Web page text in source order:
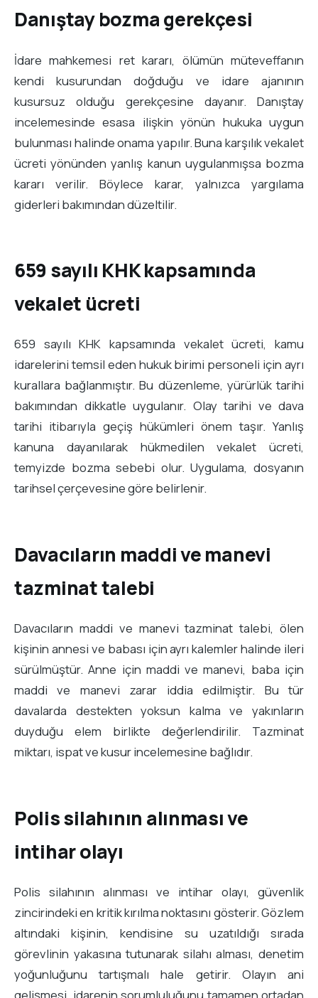
Danıştay bozma gerekçesi
İdare mahkemesi ret kararı, ölümün müteveffanın
kendi kusurundan doğduğu ve idare ajanının
kusursuz olduğu gerekçesine dayanır. Danıştay
incelemesinde esasa ilişkin yönün hukuka uygun
bulunması halinde onama yapılır. Buna karşılık vekalet
ücreti yönünden yanlış kanun uygulanmışsa bozma
kararı verilir. Böylece karar, yalnızca yargılama
giderleri bakımından düzeltilir.
659 sayılı KHK kapsamında
vekalet ücreti
659 sayılı KHK kapsamında vekalet ücreti, kamu
idarelerini temsil eden hukuk birimi personeli için ayrı
kurallara bağlanmıştır. Bu düzenleme, yürürlük tarihi
bakımından dikkatle uygulanır. Olay tarihi ve dava
tarihi itibarıyla geçiş hükümleri önem taşır. Yanlış
kanuna dayanılarak hükmedilen vekalet ücreti,
temyizde bozma sebebi olur. Uygulama, dosyanın
tarihsel çerçevesine göre belirlenir.
Davacıların maddi ve manevi
tazminat talebi
Davacıların maddi ve manevi tazminat talebi, ölen
kişinin annesi ve babası için ayrı kalemler halinde ileri
sürülmüştür. Anne için maddi ve manevi, baba için
maddi ve manevi zarar iddia edilmiştir. Bu tür
davalarda destekten yoksun kalma ve yakınların
duyduğu elem birlikte değerlendirilir. Tazminat
miktarı, ispat ve kusur incelemesine bağlıdır.
Polis silahının alınması ve
intihar olayı
Polis silahının alınması ve intihar olayı, güvenlik
zincirindeki en kritik kırılma noktasını gösterir. Gözlem
altındaki kişinin, kendisine su uzatıldığı sırada
görevlinin yakasına tutunarak silahı alması, denetim
yoğunluğunu tartışmalı hale getirir. Olayın ani